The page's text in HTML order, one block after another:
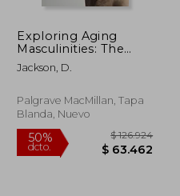
50%
Exploring Aging
Masculinities: The
Body, Sexuality and
Social Lives (en
Jackson, D.
Palgrave MacMillan, Tapa
Blanda, Nuevo